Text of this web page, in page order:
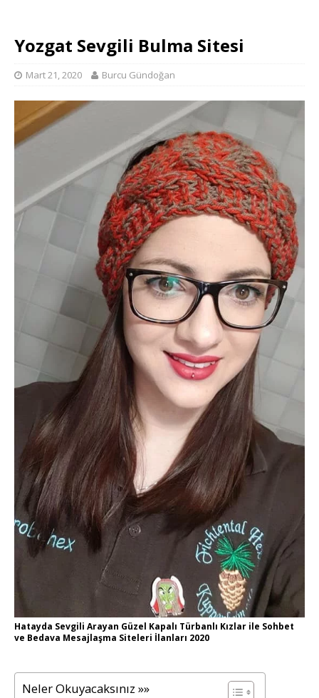
Yozgat Sevgili Bulma Sitesi
Mart 21, 2020 Burcu Gündoğan
Hatayda Sevgili Arayan Güzel Kapalı Türbanlı Kızlar ile Sohbet
ve Bedava Mesajlaşma Siteleri İlanları 2020
Neler Okuyacaksınız »»